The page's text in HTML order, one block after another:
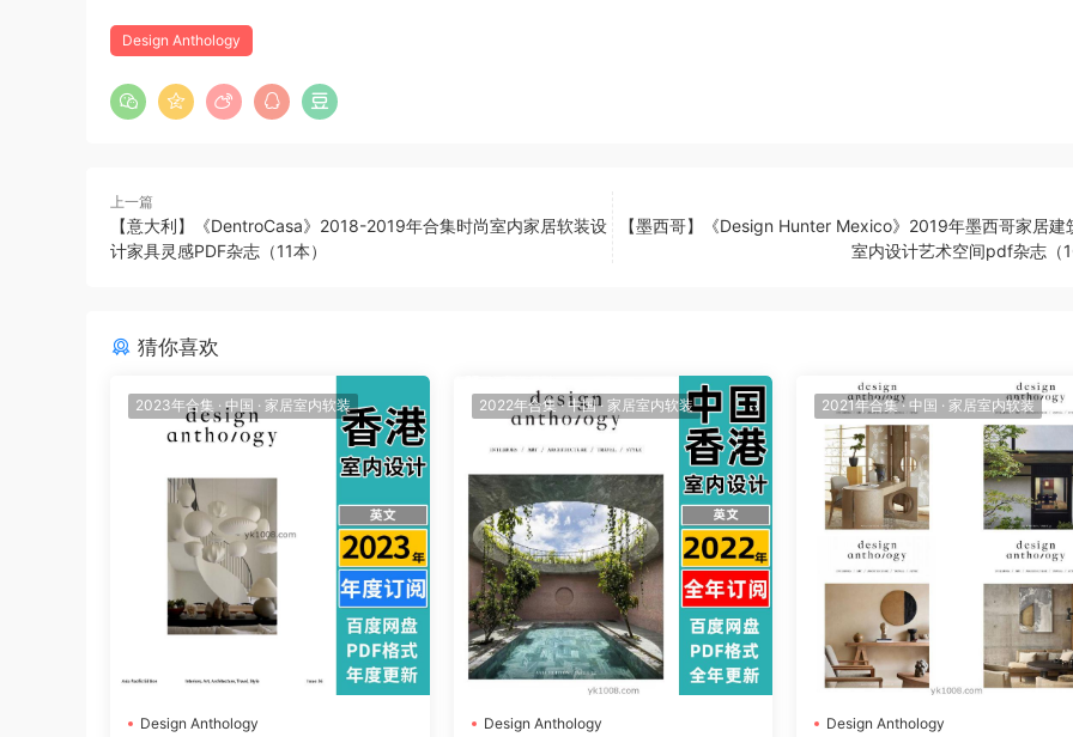
Design Anthology
上一篇
【意大利】《DentroCasa》2018-2019年合集时尚室内家居软装设
计家具灵感PDF杂志（11本）
【墨西哥】《Design Hunter Mexico》2019年墨西哥家居建
室内设计艺术空间pdf杂志（
猜你喜欢
2023年合集 · 中国 · 家居室内软装
Design Anthology
2022年合集·中国· 家居室内软装
Design Anthology
2021年合集·中国 ·家居室内软装
Design Anthology